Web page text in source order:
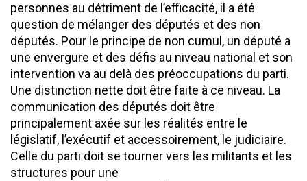
personnes au détriment de l’efficacité, il a été
question de mélanger des députés et des non
députés. Pour le principe de non cumul, un député a
une envergure et des défis au niveau national et son
intervention va au delà des préoccupations du parti.
Une distinction nette doit être faite à ce niveau. La
communication des députés doit être
principalement axée sur les réalités entre le
législatif, l’exécutif et accessoirement, le judiciaire.
Celle du parti doit se tourner vers les militants et les
structures pour une